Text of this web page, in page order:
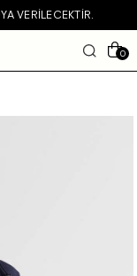
VERILECEKTIR.
0